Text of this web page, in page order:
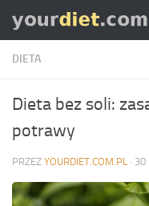
Skip to content
DIETA
Dieta bez soli:
potrawy
PRZEZ YOURDIET.COM.PL · 30